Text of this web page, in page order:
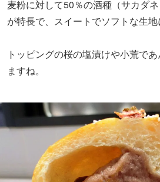
麦粉に対して50％の酒種（サカダ
が特長で、スイートでソフトな生地
トッピングの桜の塩漬けや小荒で
ますね。